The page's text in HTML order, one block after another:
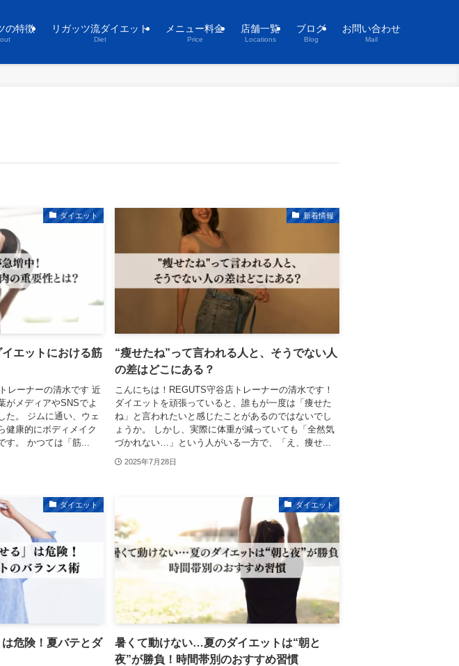
の特徴 リガッツ流ダイエット
Diet
メニュー料金
Price
店舗一覧
Locations
ブログ
Blog
お問い合わせ
Mail
ダイエット
エットにおける筋
レーナーの清水です 近
がメディアやSNSでよ
た。 ジムに通い、ウェ
健康的にボディメイク
す。 かつては「筋...
新着情報
“瘦せたね”って言われる人と、そうでない人
の差はどこにある？
こんにちは！REGUTS守谷店トレーナーの清水です！
ダイエットを頑張っていると、誰もが一度は「痩せた
ね」と言われたいと感じたことがあるのではないでし
ょうか。 しかし、実際に体重が減っていても「全然気
づかれない…」という人がいる一方で、「え、痩せ...
2025年7月28日
ダイエット
は危険！夏バテとダ
ダイエット
暑くて動けない…夏のダイエットは“朝と
夜”が勝負！時間帯別のおすすめ習慣